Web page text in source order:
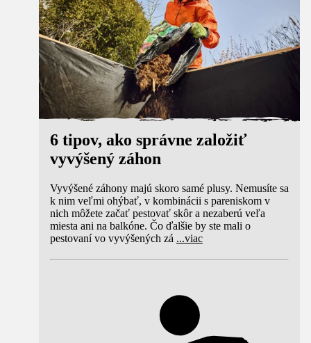
6 tipov, ako správne založiť
vyvýšený záhon
Vyvýšené záhony majú skoro samé plusy. Nemusíte sa
k nim veľmi ohýbať, v kombinácii s pareniskom v
nich môžete začať pestovať skôr a nezaberú veľa
miesta ani na balkóne. Čo ďalšie by ste mali o
pestovaní vo vyvýšených zá ...viac